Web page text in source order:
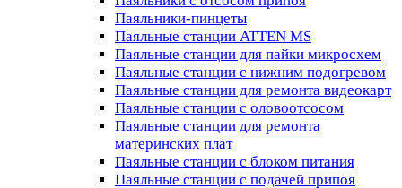
Паяльники-пинцеты
Паяльные станции ATTEN MS
Паяльные станции для пайки микросхем
Паяльные станции с нижним подогревом
Паяльные станции для ремонта видеокарт
Паяльные станции с оловоотсосом
Паяльные станции для ремонта
материнских плат
Паяльные станции с блоком питания
Паяльные станции с подачей припоя